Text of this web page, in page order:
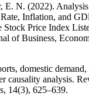
E. N. (2022).
Inflation, and
Stock Price Index
of Business,
domestic
causality analysis.
14(3), 625–639.